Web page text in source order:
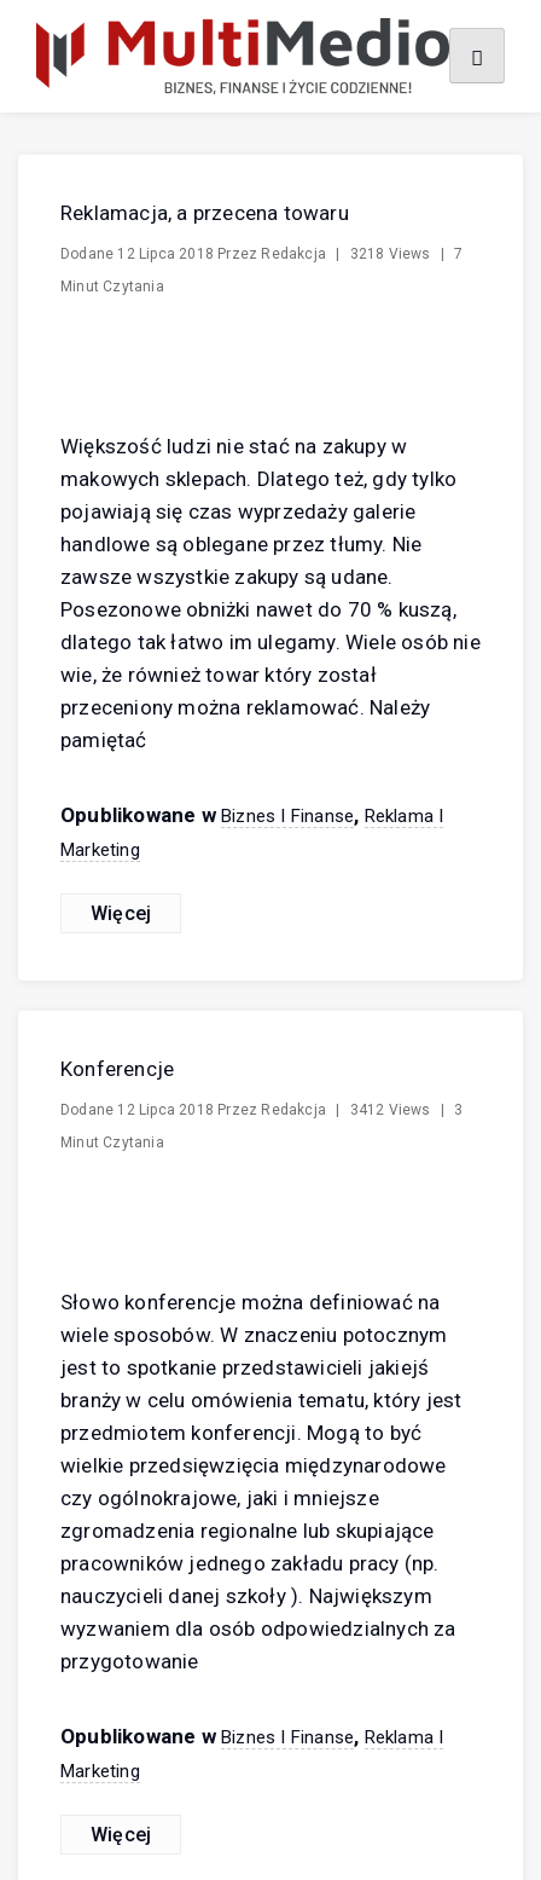
content
Reklamacja, a przecena towaru
Dodane 12 Lipca 2018 Przez Redakcja 3218 Views
7
Minut Czytania
Większość ludzi nie stać na zakupy w
makowych sklepach. Dlatego też, gdy tylko
pojawiają się czas wyprzedaży galerie
handlowe są oblegane przez tłumy. Nie
zawsze wszystkie zakupy są udane.
Posezonowe obniżki nawet do 70 % kuszą,
dlatego tak łatwo im ulegamy. Wiele osób nie
wie, że również towar który został
przeceniony można reklamować. Należy
pamiętać
Opublikowane w Biznes I Finanse, Reklama I
Marketing
Więcej
Konferencje
Dodane 12 Lipca 2018 Przez Redakcja 3412 Views
3
Minut Czytania
Słowo konferencje można definiować na
wiele sposobów. W znaczeniu potocznym
jest to spotkanie przedstawicieli jakiejś
branży w celu omówienia tematu, który jest
przedmiotem konferencji. Mogą to być
wielkie przedsięwzięcia międzynarodowe
czy ogólnokrajowe, jaki i mniejsze
zgromadzenia regionalne lub skupiające
pracowników jednego zakładu pracy (np.
nauczycieli danej szkoły ). Największym
wyzwaniem dla osób odpowiedzialnych za
przygotowanie
Opublikowane w Biznes I Finanse, Reklama I
Marketing
Więcej